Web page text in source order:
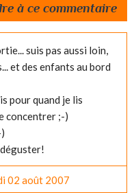
à ce commentaire
suis pas aussi loin,
et des enfants au bord
pour quand je lis
concentrer ;-)
02 août 2007